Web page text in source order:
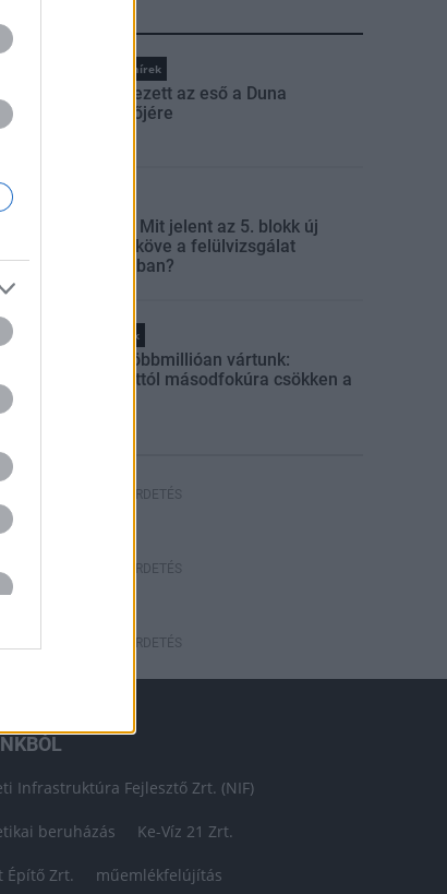
Országos hírek
Megérkezett az eső a Duna
vízgyűjtőjére
Paks II.: Mit jelent az 5. blokk új
mérföldköve a felülvizsgálat
árnyékában?
Helyi hírek
Amire többmillióan vártunk:
szombattól másodfokúra csökken a
HIRDETÉS
HIRDETÉS
HIRDETÉS
Infrastruktúra Fejlesztő Zrt. (NIF)
beruházás Ke-Víz 21 Zrt.
Építő Zrt. műemlékfelújítás